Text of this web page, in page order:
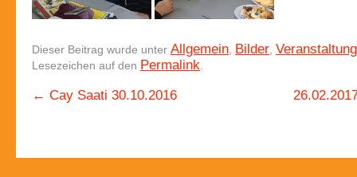
Dieser Beitrag wurde unter Allgemein Bilder
Lesezeichen auf den Permalink
← Cay Saati 30.10.2016